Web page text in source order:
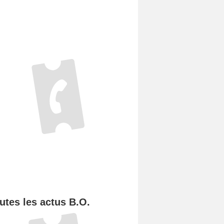
les actus B.O.